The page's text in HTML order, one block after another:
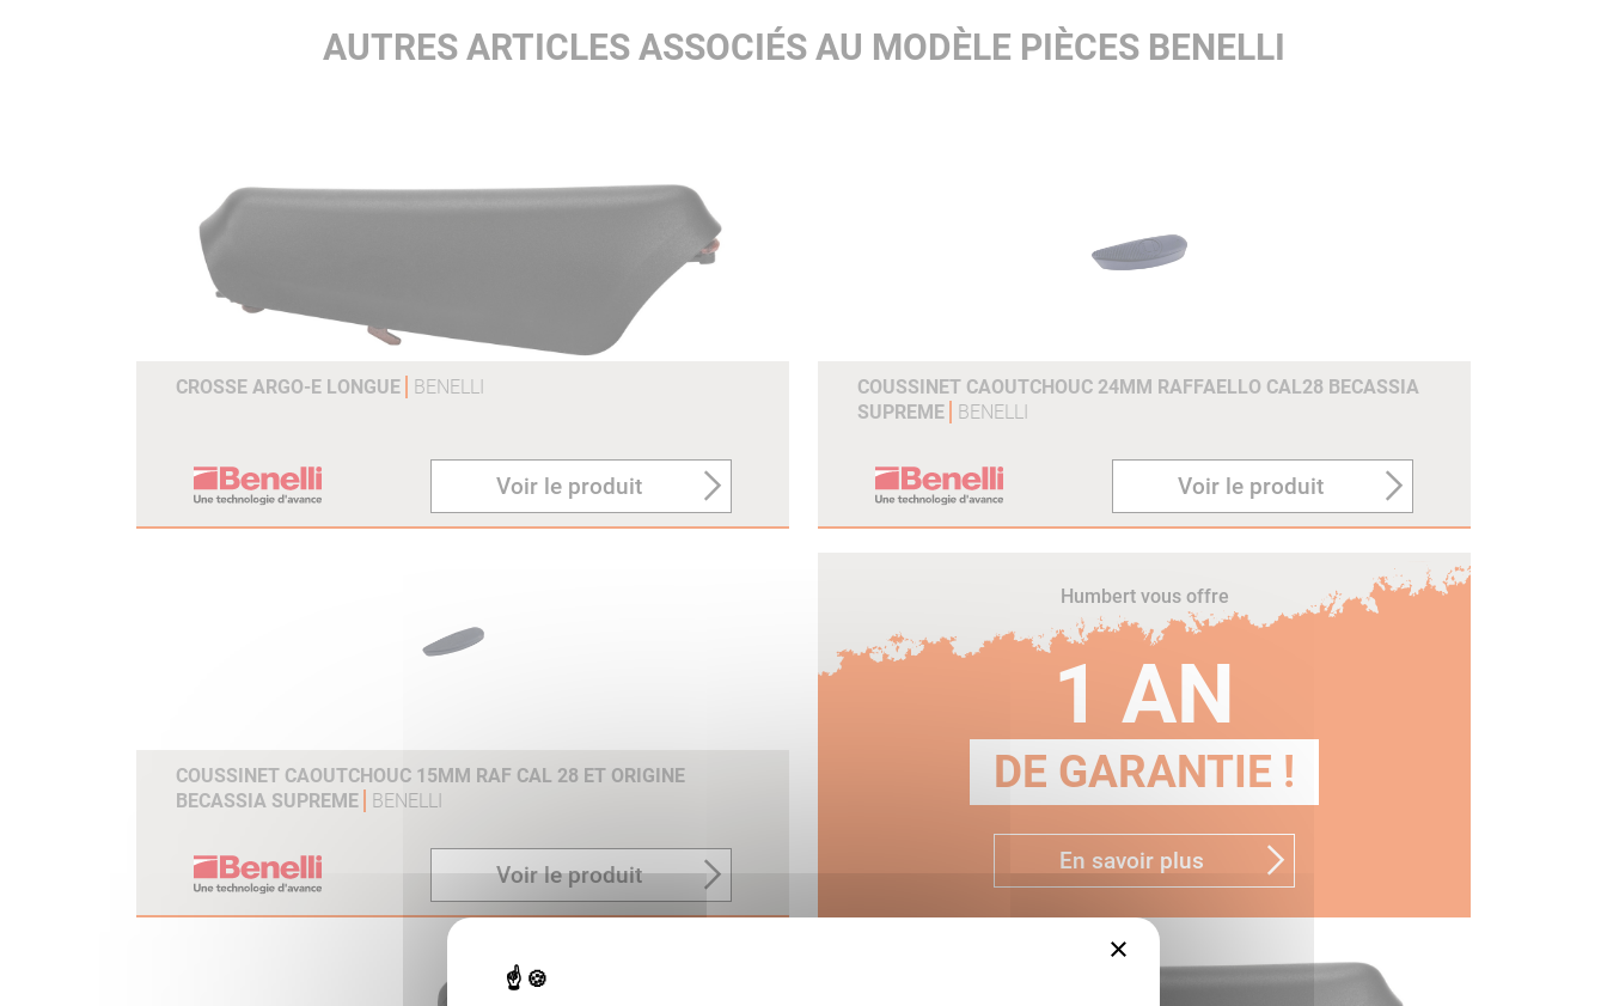
AUTRES ARTICLES ASSOCIÉS AU MODÈLE PIÈCES BENELLI
CROSSE ARGO-E LONGUE BENELLI
Voir le produit
COUSSINET CAOUTCHOUC 24MM RAFFAELLO CAL28 BECASSIA
SUPREME
BENELLI
Voir le produit
COUSSINET CAOUTCHOUC 15MM RAF CAL 28 ET ORIGINE
BECASSIA SUPREME
BENELLI
Voir le produit
Humbert vous offre
1 AN
DE GARANTIE !
En savoir plus
×